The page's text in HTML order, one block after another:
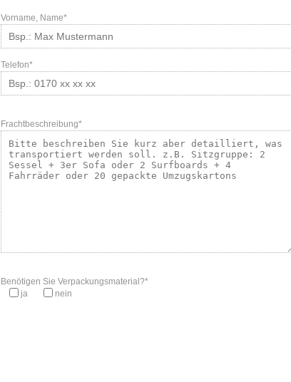
Vorname, Name*
Telefon*
Frachtbeschreibung*
Benötigen Sie Verpackungsmaterial?*
ja
nein